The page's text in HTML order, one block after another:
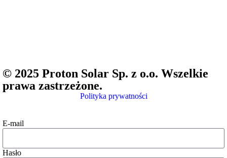
© 2025 Proton Solar Sp. z o.o. Wszelkie
prawa zastrzeżone.
Polityka prywatności
E-mail
Hasło